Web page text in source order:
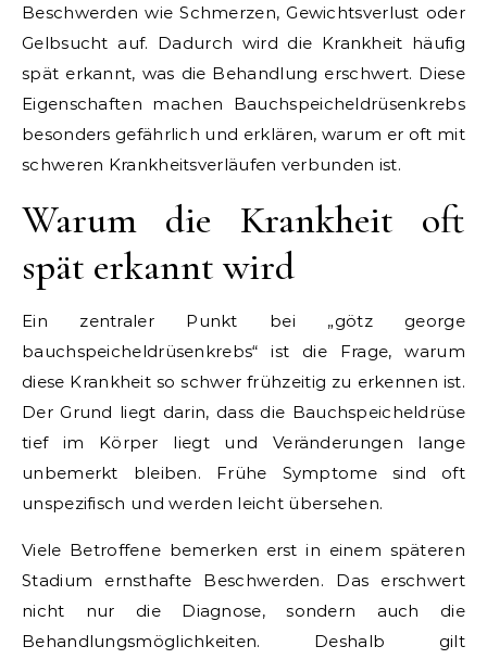
Beschwerden wie Schmerzen, Gewichtsverlust oder
Gelbsucht auf. Dadurch wird die Krankheit häufig
spät erkannt, was die Behandlung erschwert. Diese
Eigenschaften machen Bauchspeicheldrüsenkrebs
besonders gefährlich und erklären, warum er oft mit
schweren Krankheitsverläufen verbunden ist.
Warum die Krankheit oft
spät erkannt wird
Ein zentraler Punkt bei „götz george
bauchspeicheldrüsenkrebs“ ist die Frage, warum
diese Krankheit so schwer frühzeitig zu erkennen ist.
Der Grund liegt darin, dass die Bauchspeicheldrüse
tief im Körper liegt und Veränderungen lange
unbemerkt bleiben. Frühe Symptome sind oft
unspezifisch und werden leicht übersehen.
Viele Betroffene bemerken erst in einem späteren
Stadium ernsthafte Beschwerden. Das erschwert
nicht nur die Diagnose, sondern auch die
Behandlungsmöglichkeiten. Deshalb gilt